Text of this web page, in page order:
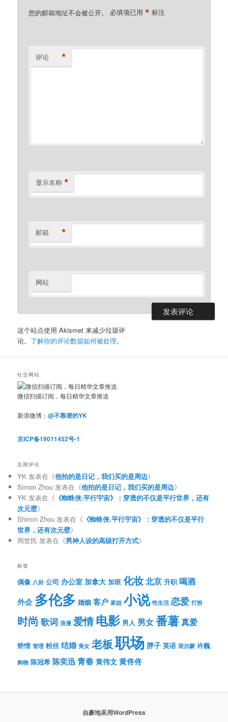
您的邮箱地址不会被公开。 必填项已用* 标注
评论 *
显示名称 *
邮箱 *
网站
这个站点使用 Akismet 来减少垃圾评
论。 了解你的评论数据如何被处理。
社交网站
微信扫描订阅，每日精华文章推送
新浪微博：@不靠谱的YK
京ICP备19011452号-1
近期评论
YK 发表在《他拍的是日记，我们买的是周边》
Simon Zhou 发表在《他拍的是日记，我们买的是周边》
YK 发表在《 《蜘蛛侠.平行宇宙》：穿透的不仅是平行世界，还有
次元壁》
Shimin Zhou 发表在《 《蜘蛛侠.平行宇宙》：穿透的不仅是平行
世界，还有次元壁》
周世民 发表在《男神人设的高级打开方式》
标签
偶像 八卦 公司 办公室 加拿大 加班 化妆北京 升职 喝酒
外企 多伦多 婚姻 客户 家姐 小说 性生活 恋爱 打扮
时尚 歌词 浪漫 爱情电影 男人 男女番薯真爱
矫情 管理 粉丝 结婚 美女 老板职场 胖子 英语 荷尔蒙 许巍
购物 陈冠希 陈奕迅 青春 黄伟文 黄佟佟
自豪地采用WordPress